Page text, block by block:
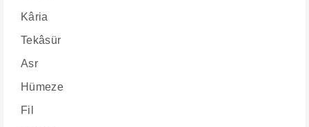
Kâria
Tekâsür
Asr
Hümeze
Fil